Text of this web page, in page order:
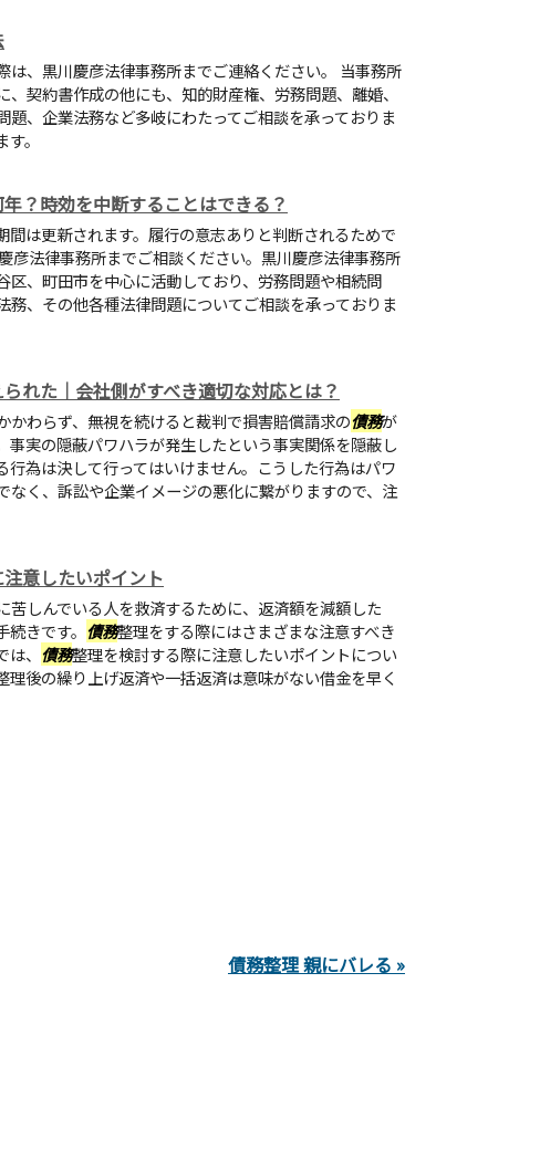
は、黒川慶彦法律事務所までご連絡ください。 当事務所
、契約書作成の他にも、知的財産権、労務問題、離婚、
題、企業法務など多岐にわたってご相談を承っておりま
。
？時効を中断することはできる？
間は更新されます。履行の意志ありと判断されるためで
彦法律事務所までご相談ください。黒川慶彦法律事務所
区、町田市を中心に活動しており、労務問題や相続問
務、その他各種法律問題についてご相談を承っておりま
れた｜会社側がすべき適切な対応とは？
かわらず、無視を続けると裁判で損害賠償請求の債務が
事実の隠蔽パワハラが発生したという事実関係を隠蔽し
行為は決して行ってはいけません。こうした行為はパワ
なく、訴訟や企業イメージの悪化に繋がりますので、注
意したいポイント
苦しんでいる人を救済するために、返済額を減額した
きです。 債務整理をする際にはさまざまな注意すべき
、 債務整理を検討する際に注意したいポイントについ
理後の繰り上げ返済や一括返済は意味がない借金を早く
債務整理 親にバレる »